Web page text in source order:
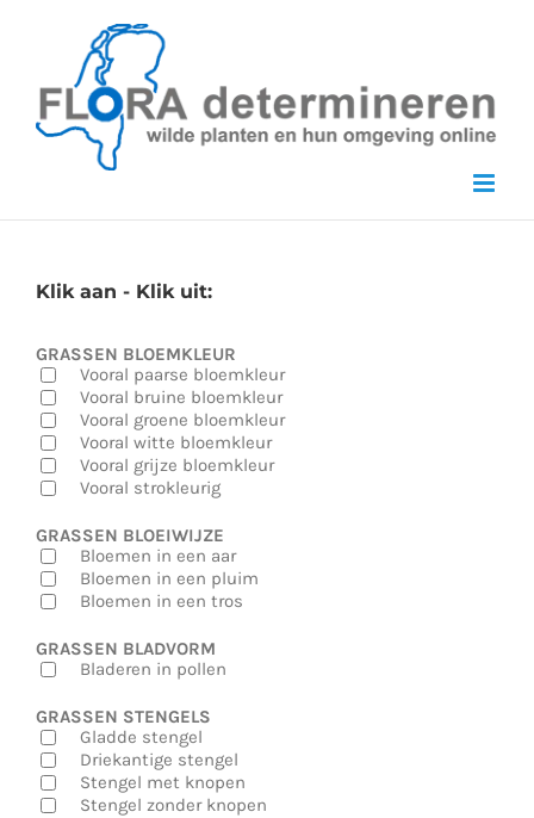
content
Klik aan - Klik uit:
GRASSEN BLOEMKLEUR
Vooral paarse bloemkleur
Vooral bruine bloemkleur
Vooral groene bloemkleur
Vooral witte bloemkleur
Vooral grijze bloemkleur
Vooral strokleurig
GRASSEN BLOEIWIJZE
Bloemen in een aar
Bloemen in een pluim
Bloemen in een tros
GRASSEN BLADVORM
Bladeren in pollen
GRASSEN STENGELS
Gladde stengel
Driekantige stengel
Stengel met knopen
Stengel zonder knopen